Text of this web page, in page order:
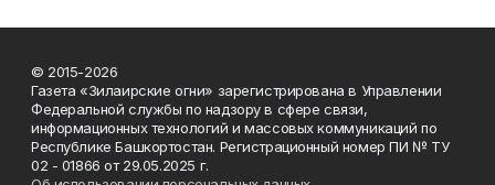
© 2015-2026
Газета «Зилаирские огни» зарегистрирована в Управлении
Федеральной службы по надзору в сфере связи,
информационных технологий и массовых коммуникаций по
Республике Башкортостан. Регистрационный номер ПИ № ТУ
02 - 01866 от 29.05.2025 г.